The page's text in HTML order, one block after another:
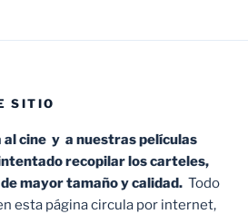
SITIO
al cine y a nuestras películas
recopilar los carteles,
mayor tamaño y calidad. Todo
esta página circula por internet,